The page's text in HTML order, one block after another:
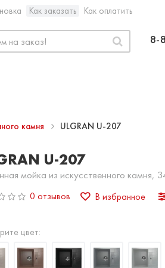
Как заказать Как оплатить
8-
камня ULGRAN U-207
U-207
мойка из искусственного камня,
0 отзывов В избранное
цвет: